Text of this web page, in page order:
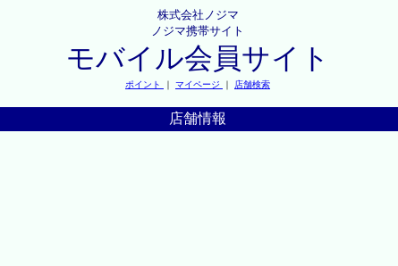
株式会社ノジマ
ノジマ携帯サイト
モバイル会員サイト
ポイント ｜ マイページ ｜ 店舗検索
店舗情報